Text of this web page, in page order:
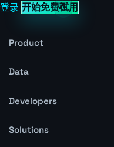
登录 开始免费试用
Product
Data
Developers
Solutions